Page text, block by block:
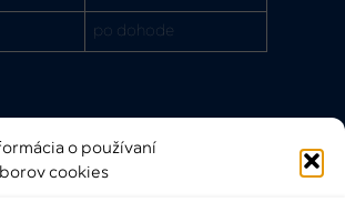
o používaní
cookies
po dohode